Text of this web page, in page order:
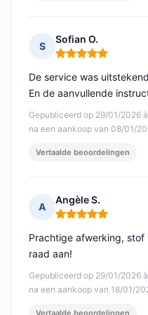
S
Sofian O.
Opmerking: 5 van 5
Gepubliceerd op 29/01/2026
na een aankoop van 08/01/
De service was
En de aanvullende
Vertaalde beoordelingen
A
Angèle S.
Opmerking: 5 van 5
Gepubliceerd op 29/01/2026
na een aankoop van 18/01/
Prachtige afwerking,
raad aan!
Vertaalde beoordelingen